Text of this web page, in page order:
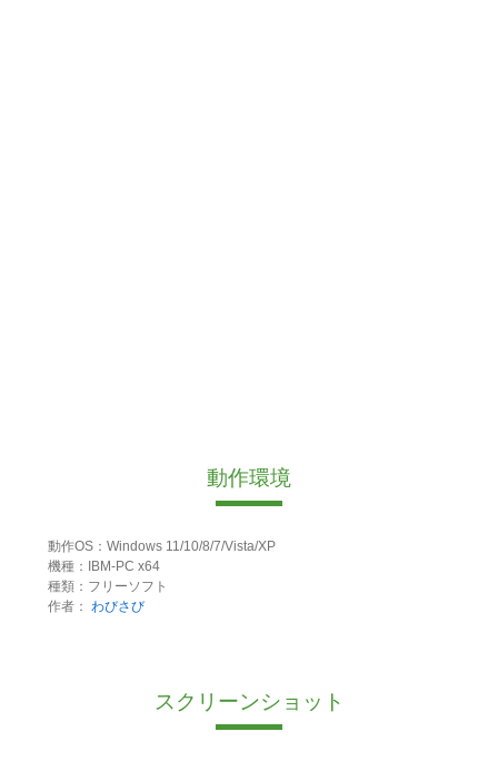
動作環境
動作OS：Windows 11/10/8/7/Vista/XP
機種：IBM-PC x64
種類：フリーソフト
作者： わびさび
スクリーンショット